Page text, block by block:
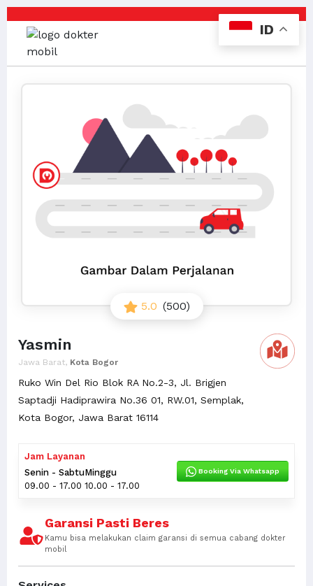
5.0 (500)
Yasmin
Jawa Barat, Kota Bogor
Ruko Win Del Rio Blok RA No.2-3, Jl. Brigjen
Saptadji Hadiprawira No.36 01, RW.01, Semplak,
Kota Bogor, Jawa Barat 16114
Jam Layanan
Senin - Sabtu
09.00 - 17.00
Minggu
10.00 - 17.00
Booking Via Whatsapp
Garansi Pasti Beres
Kamu bisa melakukan claim garansi di semua cabang dokter
mobil
ID